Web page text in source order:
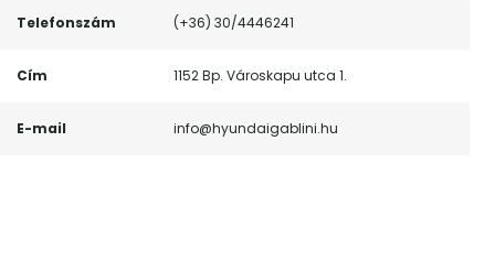
Telefonszám (+36) 30/4446241
Cím 1152 Bp. Városkapu utca 1.
E-mail info@hyundaigablini.hu